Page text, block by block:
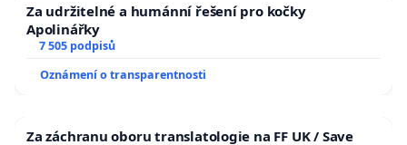
Za udržitelné a humánní řešení pro kočky
Apolinářky
7 505 podpisů
Oznámení o transparentnosti
Za záchranu oboru translatologie na FF UK / Save